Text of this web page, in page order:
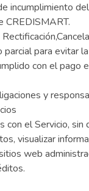
incumplimiento
CREDISMART.
para evitar
con el pago
y
el Servicio,
visualizar
web